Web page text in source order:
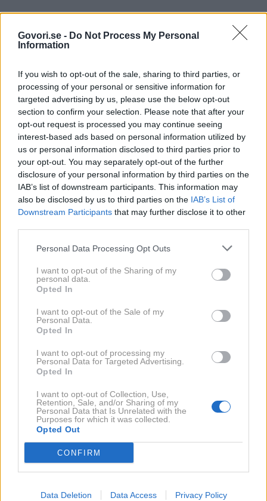
Govori.se - Do Not Process My Personal
Information
If you wish to opt-out of the sale, sharing to third parties, or
processing of your personal or sensitive information for
targeted advertising by us, please use the below opt-out
section to confirm your selection. Please note that after your
opt-out request is processed you may continue seeing
interest-based ads based on personal information utilized by
us or personal information disclosed to third parties prior to
your opt-out. You may separately opt-out of the further
disclosure of your personal information by third parties on the
IAB’s list of downstream participants. This information may
also be disclosed by us to third parties on the IAB’s List of
Downstream Participants that may further disclose it to other
Personal Data Processing Opt Outs
I want to opt-out of the Sharing of my
personal data.
Opted In
I want to opt-out of the Sale of my
Personal Data.
Opted In
I want to opt-out of processing my
Personal Data for Targeted Advertising.
Opted In
I want to opt-out of Collection, Use,
Retention, Sale, and/or Sharing of my
Personal Data that Is Unrelated with the
Purposes for which it was collected.
Opted Out
CONFIRM
Data Deletion Data Access Privacy Policy
Hočete ubiti pajka
vase. Najbrž skušate nekaj v sebi potlačiti. Zavestno
zanikate nekaj, kar vas muči in vam krati spanec.
Kadar je pajek videti nenevaren in vas ne ogroža, bo
treba pobrskati po svoji notranjosti in preiskati svoje
življenje. Skušajte prepoznati svoje obnašanje, ki se
ne ujema z vašimi zmožnostmi in prepričanji.
Druge razlage sanj
Z osmimi nožicami ob telesu, sestavljenem iz
dveh krožnih mešičkov, pajek predstavlja številko
osem.
Sanje o pajku so lahko tudi opozorilo, da vas
nekdo vrti okoli prsta in vas drži na vajetih z
Tkanje pajkove mreže simbolizira ustvarjalno moč,
saj je ta členonožec mojster lepih motivov. V vzorcih
občudovanja vredne mreže je možno najti tudi vse